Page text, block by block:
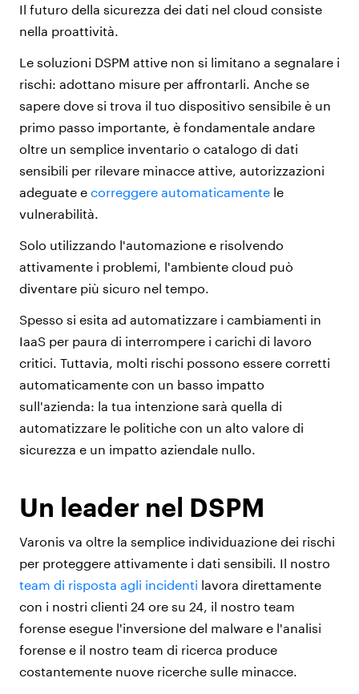
Il futuro della sicurezza dei dati nel cloud consiste
nella proattività.
Le soluzioni DSPM attive non si limitano a segnalare i
rischi: adottano misure per affrontarli. Anche se
sapere dove si trova il tuo dispositivo sensibile è un
primo passo importante, è fondamentale andare
oltre un semplice inventario o catalogo di dati
sensibili per rilevare minacce attive, autorizzazioni
adeguate e correggere automaticamente le
vulnerabilità.
Solo utilizzando l'automazione e risolvendo
attivamente i problemi, l'ambiente cloud può
diventare più sicuro nel tempo.
Spesso si esita ad automatizzare i cambiamenti in
IaaS per paura di interrompere i carichi di lavoro
critici. Tuttavia, molti rischi possono essere corretti
automaticamente con un basso impatto
sull'azienda: la tua intenzione sarà quella di
automatizzare le politiche con un alto valore di
sicurezza e un impatto aziendale nullo.
Un leader nel DSPM
Varonis va oltre la semplice individuazione dei rischi
per proteggere attivamente i dati sensibili. Il nostro
team di risposta agli incidenti lavora direttamente
con i nostri clienti 24 ore su 24, il nostro team
forense esegue l'inversione del malware e l'analisi
forense e il nostro team di ricerca produce
costantemente nuove ricerche sulle minacce.